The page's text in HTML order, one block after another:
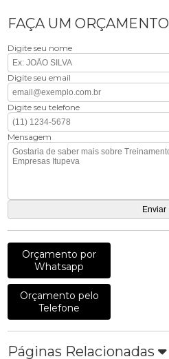
FAÇA UM ORÇAMENTO
Digite seu nome
Digite seu email
Digite seu telefone
Mensagem
Orçamento por
Whatsapp
Orçamento pelo
Telefone
Páginas Relacionadas